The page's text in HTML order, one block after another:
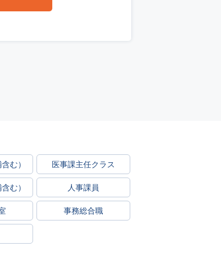
む） 医事課主任クラス
む） 人事課員
事務総合職